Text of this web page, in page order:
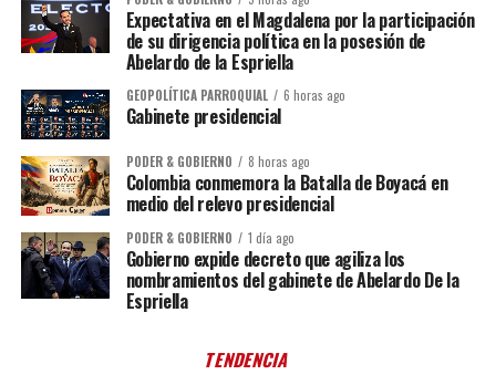
Expectativa en el Magdalena por la participación
de su dirigencia política en la posesión de
Abelardo de la Espriella
GEOPOLÍTICA PARROQUIAL 6 horas ago
Gabinete presidencial
PODER & GOBIERNO 8 horas ago
Colombia conmemora la Batalla de Boyacá en
medio del relevo presidencial
PODER & GOBIERNO 1 día ago
Gobierno expide decreto que agiliza los
nombramientos del gabinete de Abelardo De la
Espriella
TENDENCIA